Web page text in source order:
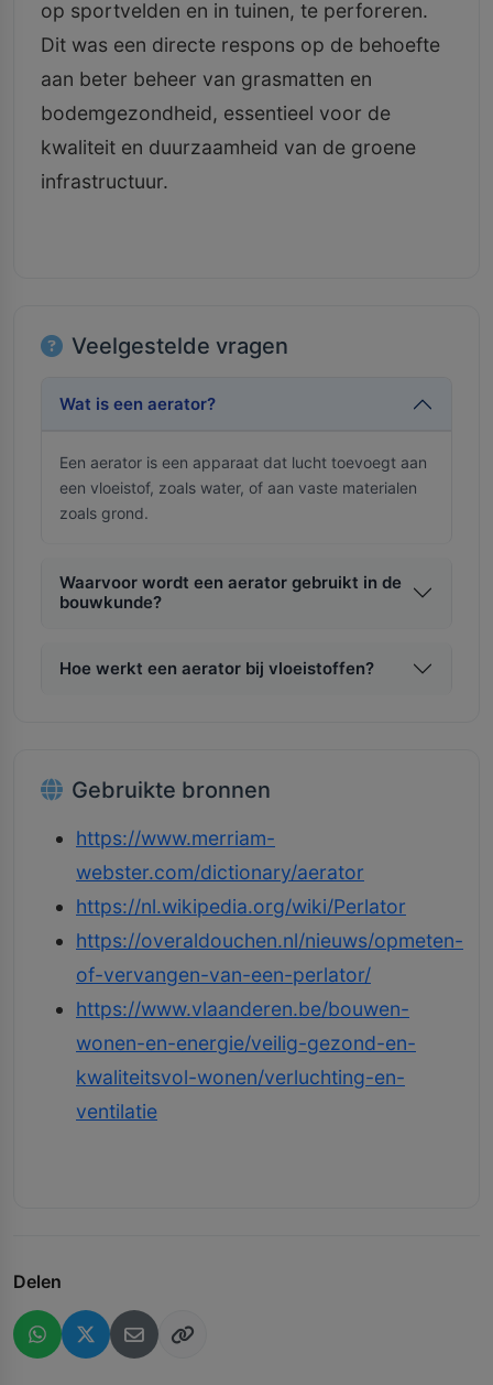
op sportvelden en in tuinen, te perforeren.
Dit was een directe respons op de behoefte
aan beter beheer van grasmatten en
bodemgezondheid, essentieel voor de
kwaliteit en duurzaamheid van de groene
infrastructuur.
Veelgestelde vragen
Wat is een aerator?
Een aerator is een apparaat dat lucht toevoegt aan
een vloeistof, zoals water, of aan vaste materialen
zoals grond.
Waarvoor wordt een aerator gebruikt in de
bouwkunde?
Hoe werkt een aerator bij vloeistoffen?
Gebruikte bronnen
https://www.merriam-
webster.com/dictionary/aerator
https://nl.wikipedia.org/wiki/Perlator
https://overaldouchen.nl/nieuws/opmeten-
of-vervangen-van-een-perlator/
https://www.vlaanderen.be/bouwen-
wonen-en-energie/veilig-gezond-en-
kwaliteitsvol-wonen/verluchting-en-
ventilatie
Delen